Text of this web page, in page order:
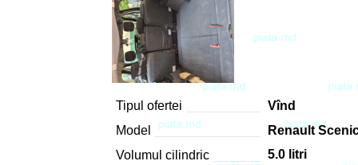
Tipul ofertei
Vînd
Model
Renault
Volumul cilindric
5.0 litri